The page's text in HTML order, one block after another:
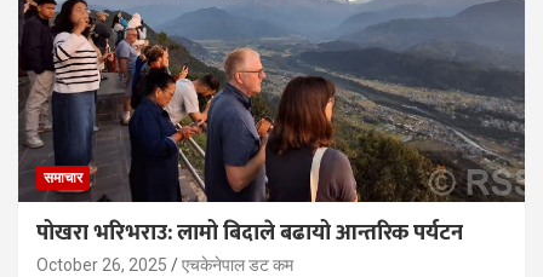
समाचार
पोखरा भरिभराउ: लामो बिदाले बढायो आन्तरिक पर्यटन
October 26, 2025 एचकेनेपाल डट कम